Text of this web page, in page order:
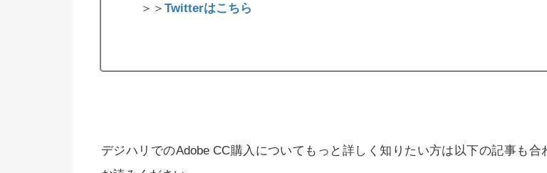
＞＞ Twitterはこちら
デジハリでのAdobe CC購入についてもっと詳しく知りたい方は以下の記事も合